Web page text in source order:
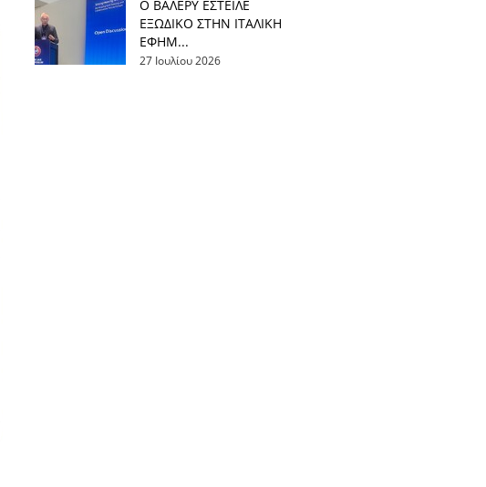
Ο ΒΑΛΕΡΥ ΕΣΤΕΙΛΕ
ΕΞΩΔΙΚΟ ΣΤΗΝ ΙΤΑΛΙΚΗ
ΕΦΗΜ...
27 Ιουλίου 2026